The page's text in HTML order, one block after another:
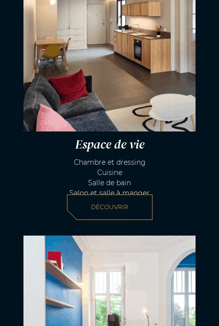
Espace de vie
Chambre et dressing
Cuisine
Salle de bain
Salon et salle à manger
DÉCOUVRIR